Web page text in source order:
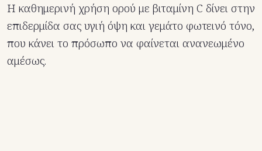
Η καθημερινή χρήση ορού με βιταμίνη C δίνει στην
επιδερμίδα σας υγιή όψη και γεμάτο φωτεινό τόνο,
που κάνει το πρόσωπο να φαίνεται ανανεωμένο
αμέσως.